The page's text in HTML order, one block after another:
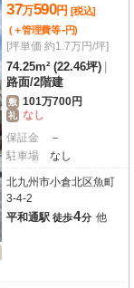
37万590円 [税込]
(＋管理費等-円)
[坪単価 約1.7万円/坪]
74.25m² (22.46坪)
路面/2階建
敷 101万700円
礼 なし
保証金
－
駐車場
なし
北九州市小倉北区魚町
3-4-2
平和通駅 徒歩4分 他